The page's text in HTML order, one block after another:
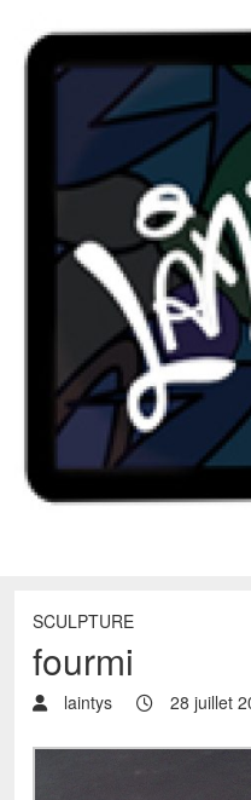
SCULPTURE
fourmi
laintys 28 juillet